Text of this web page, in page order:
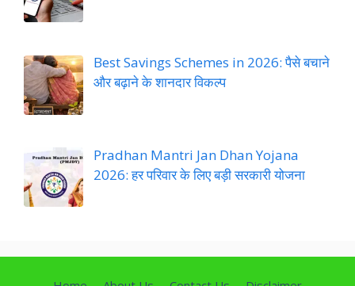
Best Savings Schemes in 2026: पैसे बचाने
और बढ़ाने के शानदार विकल्प
Pradhan Mantri Jan Dhan Yojana
2026: हर परिवार के लिए बड़ी सरकारी योजना